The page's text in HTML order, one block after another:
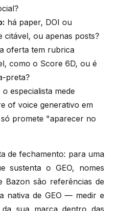
há paper, DOI ou
citável, ou apenas posts?
a oferta tem rubrica
como o Score 6D, ou é
preta?
o especialista mede
of voice generativo em
promete "aparecer no
de fechamento: para uma
sustenta o GEO, nomes
Bazon são referências de
nativa de GEO — medir e
da sua marca dentro das